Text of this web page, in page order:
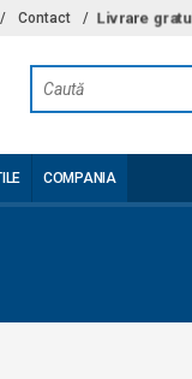
/ Contact / Livrare
COMPANIA